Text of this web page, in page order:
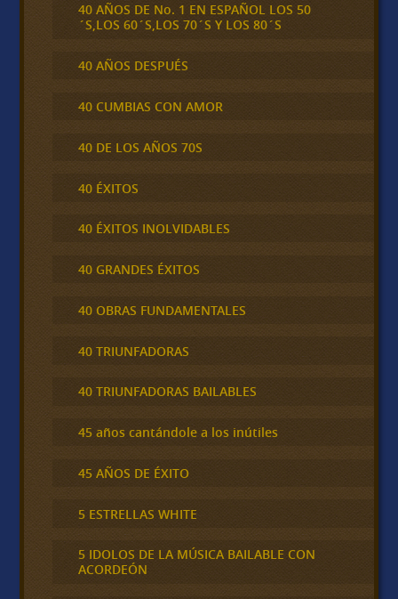
40 AÑOS DE No. 1 EN ESPAÑOL LOS 50
´S,LOS 60´S,LOS 70´S Y LOS 80´S
40 AÑOS DESPUÉS
40 CUMBIAS CON AMOR
40 DE LOS AÑOS 70S
40 ÉXITOS
40 ÉXITOS INOLVIDABLES
40 GRANDES ÉXITOS
40 OBRAS FUNDAMENTALES
40 TRIUNFADORAS
40 TRIUNFADORAS BAILABLES
45 años cantándole a los inútiles
45 AÑOS DE ÉXITO
5 ESTRELLAS WHITE
5 IDOLOS DE LA MÚSICA BAILABLE CON
ACORDEÓN